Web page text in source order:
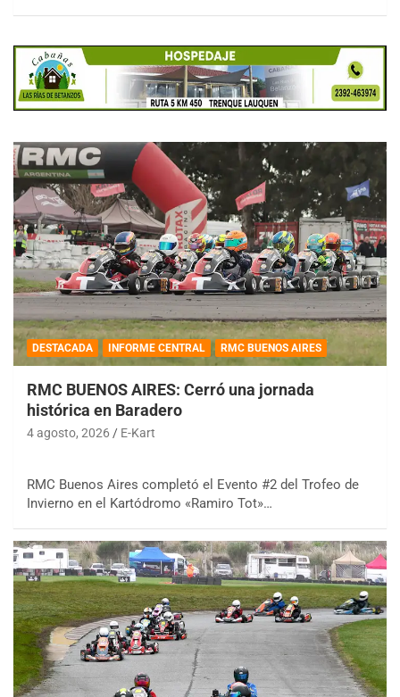
DESTACADA INFORME CENTRAL RMC BUENOS AIRES
RMC BUENOS AIRES: Cerró una jornada
histórica en Baradero
4 agosto, 2026 E-Kart
RMC Buenos Aires completó el Evento #2 del Trofeo de
Invierno en el Kartódromo «Ramiro Tot»…